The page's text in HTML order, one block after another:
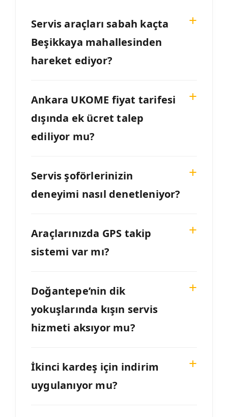
Servis araçları sabah kaçta
Beşikkaya mahallesinden
hareket ediyor?
Ankara UKOME fiyat tarifesi
dışında ek ücret talep
ediliyor mu?
Servis şoförlerinizin
deneyimi nasıl denetleniyor?
Araçlarınızda GPS takip
sistemi var mı?
Doğantepe’nin dik
yokuşlarında kışın servis
hizmeti aksıyor mu?
İkinci kardeş için indirim
uygulanıyor mu?